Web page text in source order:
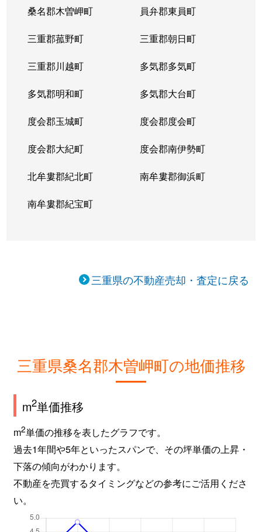
桑名郡木曽岬町 員弁郡東員町
三重郡菰野町 三重郡朝日町
三重郡川越町 多気郡多気町
多気郡明和町 多気郡大台町
度会郡玉城町 度会郡度会町
度会郡大紀町 度会郡南伊勢町
北牟婁郡紀北町 南牟婁郡御浜町
南牟婁郡紀宝町
三重県の不動産売却・査定に戻る
三重県桑名郡木曽岬町の地価推移
m2単価推移
m2単価の推移を表したグラフです。
過去1年間や5年といったスパンで、その坪単価の上昇・
下落の傾向がわかります。
不動産を売買するタイミングなどの参考にご活用くださ
い。